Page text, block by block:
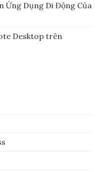
Ứng Dụng Di Động Của
Desktop trên